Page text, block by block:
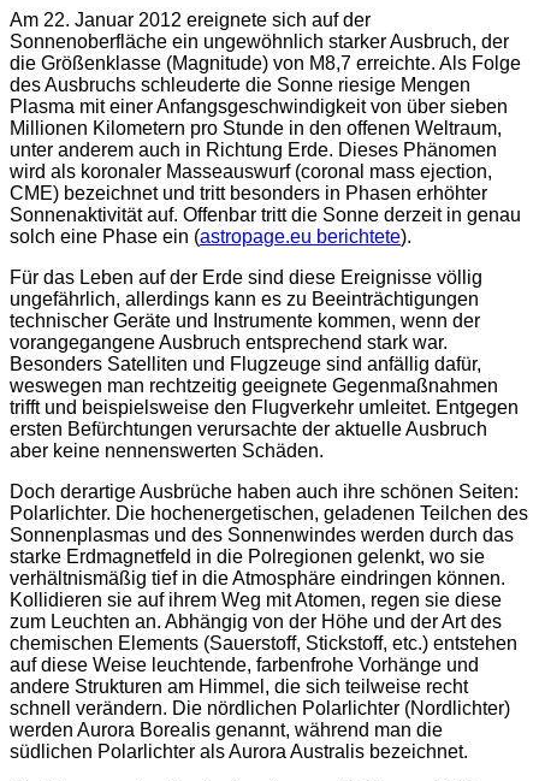
Am 22. Januar 2012 ereignete sich auf der
Sonnenoberfläche ein ungewöhnlich starker Ausbruch, der
die Größenklasse (Magnitude) von M8,7 erreichte. Als Folge
des Ausbruchs schleuderte die Sonne riesige Mengen
Plasma mit einer Anfangsgeschwindigkeit von über sieben
Millionen Kilometern pro Stunde in den offenen Weltraum,
unter anderem auch in Richtung Erde. Dieses Phänomen
wird als koronaler Masseauswurf (coronal mass ejection,
CME) bezeichnet und tritt besonders in Phasen erhöhter
Sonnenaktivität auf. Offenbar tritt die Sonne derzeit in genau
solch eine Phase ein (astropage.eu berichtete).
Für das Leben auf der Erde sind diese Ereignisse völlig
ungefährlich, allerdings kann es zu Beeinträchtigungen
technischer Geräte und Instrumente kommen, wenn der
vorangegangene Ausbruch entsprechend stark war.
Besonders Satelliten und Flugzeuge sind anfällig dafür,
weswegen man rechtzeitig geeignete Gegenmaßnahmen
trifft und beispielsweise den Flugverkehr umleitet. Entgegen
ersten Befürchtungen verursachte der aktuelle Ausbruch
aber keine nennenswerten Schäden.
Doch derartige Ausbrüche haben auch ihre schönen Seiten:
Polarlichter. Die hochenergetischen, geladenen Teilchen des
Sonnenplasmas und des Sonnenwindes werden durch das
starke Erdmagnetfeld in die Polregionen gelenkt, wo sie
verhältnismäßig tief in die Atmosphäre eindringen können.
Kollidieren sie auf ihrem Weg mit Atomen, regen sie diese
zum Leuchten an. Abhängig von der Höhe und der Art des
chemischen Elements (Sauerstoff, Stickstoff, etc.) entstehen
auf diese Weise leuchtende, farbenfrohe Vorhänge und
andere Strukturen am Himmel, die sich teilweise recht
schnell verändern. Die nördlichen Polarlichter (Nordlichter)
werden Aurora Borealis genannt, während man die
südlichen Polarlichter als Aurora Australis bezeichnet.